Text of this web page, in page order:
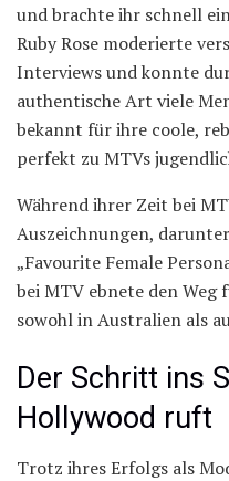
und brachte ihr schnell
Ruby Rose moderierte
Interviews und konnte
authentische Art viele
bekannt für ihre coole,
perfekt zu MTVs
Während ihrer Zeit bei
Auszeichnungen,
„Favourite Female
bei MTV ebnete den
sowohl in Australien als
Der Schritt ins
Hollywood ruft
Trotz ihres Erfolgs als